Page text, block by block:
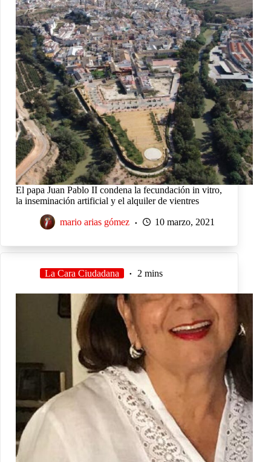
El papa Juan Pablo II condena la fecundación in vitro,
la inseminación artificial y el alquiler de vientres
mario arias gómez 10 marzo, 2021
La Cara Ciudadana 2 mins